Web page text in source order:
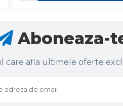
Aboneaza-
care afla ultimele oferte